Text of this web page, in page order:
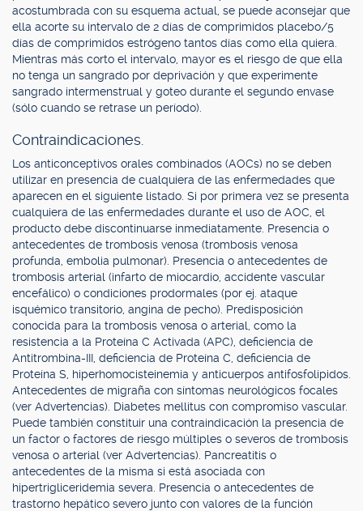
acostumbrada con su esquema actual, se puede aconsejar que
ella acorte su intervalo de 2 días de comprimidos placebo/5
días de comprimidos estrógeno tantos días como ella quiera.
Mientras más corto el intervalo, mayor es el riesgo de que ella
no tenga un sangrado por deprivación y que experimente
sangrado intermenstrual y goteo durante el segundo envase
(sólo cuando se retrase un período).
Contraindicaciones.
Los anticonceptivos orales combinados (AOCs) no se deben
utilizar en presencia de cualquiera de las enfermedades que
aparecen en el siguiente listado. Si por primera vez se presenta
cualquiera de las enfermedades durante el uso de AOC, el
producto debe discontinuarse inmediatamente. Presencia o
antecedentes de trombosis venosa (trombosis venosa
profunda, embolia pulmonar). Presencia o antecedentes de
trombosis arterial (infarto de miocardio, accidente vascular
encefálico) o condiciones prodormales (por ej. ataque
isquémico transitorio, angina de pecho). Predisposición
conocida para la trombosis venosa o arterial, como la
resistencia a la Proteína C Activada (APC), deficiencia de
Antitrombina-III, deficiencia de Proteína C, deficiencia de
Proteína S, hiperhomocisteinemia y anticuerpos antifosfolípidos.
Antecedentes de migraña con síntomas neurológicos focales
(ver Advertencias). Diabetes mellitus con compromiso vascular.
Puede también constituir una contraindicación la presencia de
un factor o factores de riesgo múltiples o severos de trombosis
venosa o arterial (ver Advertencias). Pancreatitis o
antecedentes de la misma si está asociada con
hipertrigliceridemia severa. Presencia o antecedentes de
trastorno hepático severo junto con valores de la función